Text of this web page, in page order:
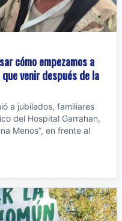
cómo empezamos a
venir después de la
a jubilados, familiares
del Hospital Garrahan,
Menos”, en frente al